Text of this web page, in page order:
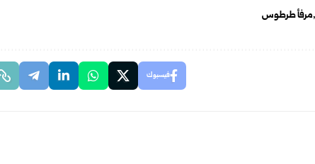
مرفأ طرطوس
فيسبوك